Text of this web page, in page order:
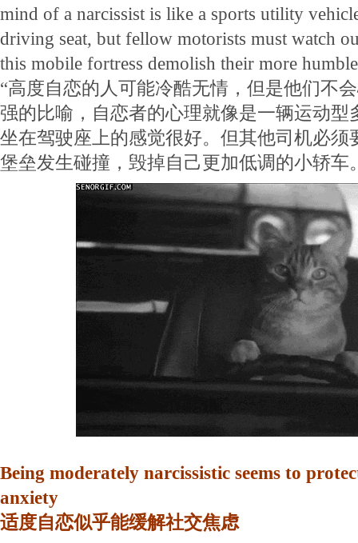
mind of a narcissist is like a sports utility
driving seat, but fellow motorists must watch
this mobile fortress demolish their more
“高度自恋的人可能冷酷无情，但是他们不
强的比喻，自恋者的心理就像是一辆运动型
坐在驾驶座上的感觉很好。但其他司机必须
堡垒发生碰撞，毁掉自己更加低调的小轿车
Being moderately narcissistic seems to
anxiety
适度自恋似乎能缓解社交焦虑